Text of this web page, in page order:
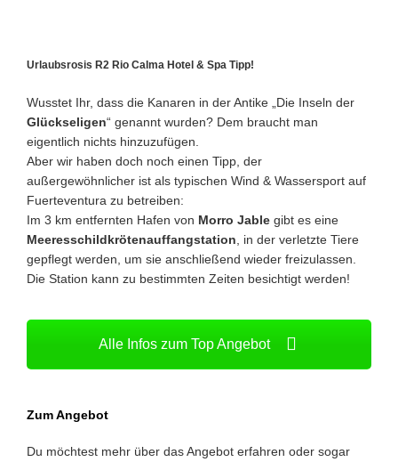
Urlaubsrosis R2 Rio Calma Hotel & Spa Tipp!
Wusstet Ihr, dass die Kanaren in der Antike „Die Inseln der
Glückseligen“ genannt wurden? Dem braucht man
eigentlich nichts hinzuzufügen.
Aber wir haben doch noch einen Tipp, der
außergewöhnlicher ist als typischen Wind & Wassersport auf
Fuerteventura zu betreiben:
Im 3 km entfernten Hafen von Morro Jable gibt es eine
Meeresschildkrötenauffangstation , in der verletzte Tiere
gepflegt werden, um sie anschließend wieder freizulassen.
Die Station kann zu bestimmten Zeiten besichtigt werden!
Alle Infos zum Top Angebot
Zum Angebot
Du möchtest mehr über das Angebot erfahren oder sogar